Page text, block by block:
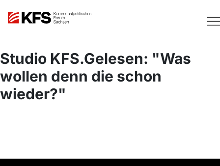
Studio KFS.Gelesen: "Was
wollen denn die schon
wieder?"